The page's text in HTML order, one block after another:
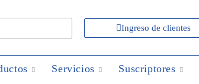
Ingreso de clientes
Servicios Suscriptores